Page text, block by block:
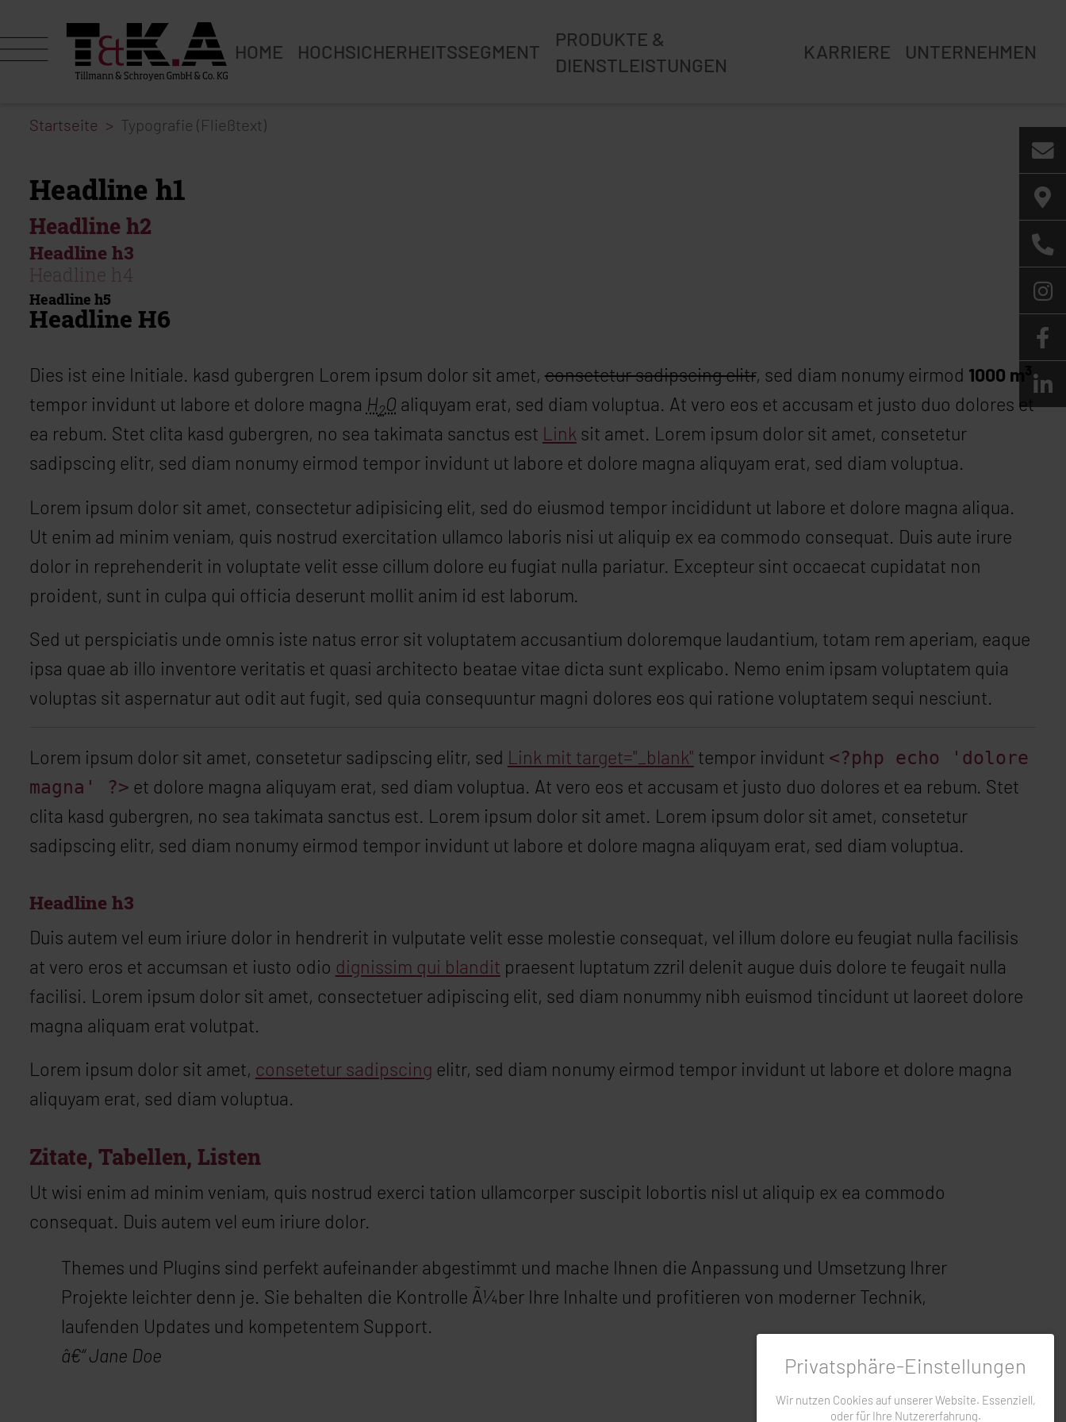
HOME HOCHSICHERHEITSSEGMENT
PRODUKTE &
DIENSTLEISTUNGEN
KARRIERE UNTERNEHMEN
Schweissfachbetrieb &
Startseite Typografie (Fließtext)
Headline h1
Headline h2
Headline h3
Headline h4
Headline h5
Headline H6
Dies ist eine Initiale. kasd gubergren Lorem ipsum dolor sit amet, consetetur sadipscing elitr, sed diam nonumy eirmod 1000 m
tempor invidunt ut labore et dolore magna H2O aliquyam erat, sed diam voluptua. At vero eos et accusam et justo duo dolores et
ea rebum. Stet clita kasd gubergren, no sea takimata sanctus est Link sit amet. Lorem ipsum dolor sit amet, consetetur
sadipscing elitr, sed diam nonumy eirmod tempor invidunt ut labore et dolore magna aliquyam erat, sed diam voluptua.
Lorem ipsum dolor sit amet, consectetur adipisicing elit, sed do eiusmod tempor incididunt ut labore et dolore magna aliqua.
Ut enim ad minim veniam, quis nostrud exercitation ullamco laboris nisi ut aliquip ex ea commodo consequat. Duis aute irure
dolor in reprehenderit in voluptate velit esse cillum dolore eu fugiat nulla pariatur. Excepteur sint occaecat cupidatat non
proident, sunt in culpa qui officia deserunt mollit anim id est laborum.
Sed ut perspiciatis unde omnis iste natus error sit voluptatem accusantium doloremque laudantium, totam rem aperiam, eaque
ipsa quae ab illo inventore veritatis et quasi architecto beatae vitae dicta sunt explicabo. Nemo enim ipsam voluptatem quia
voluptas sit aspernatur aut odit aut fugit, sed quia consequuntur magni dolores eos qui ratione voluptatem sequi nesciunt.
Lorem ipsum dolor sit amet, consetetur sadipscing elitr, sed Link mit target="_blank" tempor invidunt <?php echo 'dolore
magna' ?> et dolore magna aliquyam erat, sed diam voluptua. At vero eos et accusam et justo duo dolores et ea rebum. Stet
clita kasd gubergren, no sea takimata sanctus est. Lorem ipsum dolor sit amet. Lorem ipsum dolor sit amet, consetetur
sadipscing elitr, sed diam nonumy eirmod tempor invidunt ut labore et dolore magna aliquyam erat, sed diam voluptua.
Headline h3
Duis autem vel eum iriure dolor in hendrerit in vulputate velit esse molestie consequat, vel illum dolore eu feugiat nulla facilisis
at vero eros et accumsan et iusto odio dignissim qui blandit praesent luptatum zzril delenit augue duis dolore te feugait nulla
facilisi. Lorem ipsum dolor sit amet, consectetuer adipiscing elit, sed diam nonummy nibh euismod tincidunt ut laoreet dolore
magna aliquam erat volutpat.
Lorem ipsum dolor sit amet, consetetur sadipscing elitr, sed diam nonumy eirmod tempor invidunt ut labore et dolore magna
aliquyam erat, sed diam voluptua.
Zitate, Tabellen, Listen
Ut wisi enim ad minim veniam, quis nostrud exerci tation ullamcorper suscipit lobortis nisl ut aliquip ex ea commodo
consequat. Duis autem vel eum iriure dolor.
Themes und Plugins sind perfekt aufeinander abgestimmt und mache Ihnen die Anpassung und Umsetzung Ihrer
Projekte leichter denn je. Sie behalten die Kontrolle Ã¼ber Ihre Inhalte und profitieren von moderner Technik,
laufenden Updates und kompetentem Support.
â€“ Jane Doe
Privatsphäre-Einstellungen
Wir nutzen Cookies auf unserer Website. Essenziell,
oder für Ihre Nutzererfahrung.